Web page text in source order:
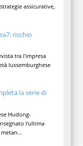
assicurative,
rischio
tra l'impresa
lussemburghese
la serie di
Hudong-
l'ultima